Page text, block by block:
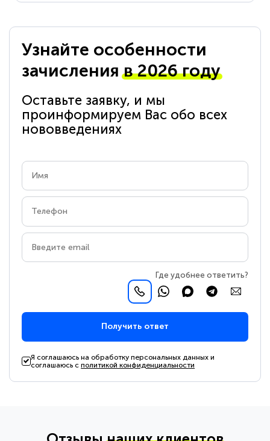
Узнайте особенности
зачисленияв 2026 году
Оставьте заявку, и мы
проинформируем Вас обо всех
нововведениях
Где удобнее ответить?
Получить ответ
Я соглашаюсь на обработку персональных данных и
соглашаюсь сполитикой конфиденциальности